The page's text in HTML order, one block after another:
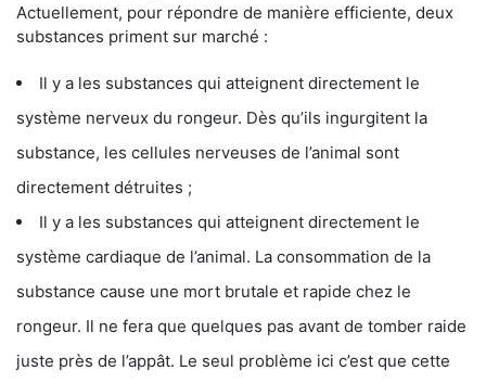
Actuellement, pour répondre de manière efficiente, deux
substances priment sur marché :
Il y a les substances qui atteignent directement le
système nerveux du rongeur. Dès qu’ils ingurgitent la
substance, les cellules nerveuses de l’animal sont
directement détruites ;
Il y a les substances qui atteignent directement le
système cardiaque de l’animal. La consommation de la
substance cause une mort brutale et rapide chez le
rongeur. Il ne fera que quelques pas avant de tomber raide
juste près de l’appât. Le seul problème ici c’est que cette